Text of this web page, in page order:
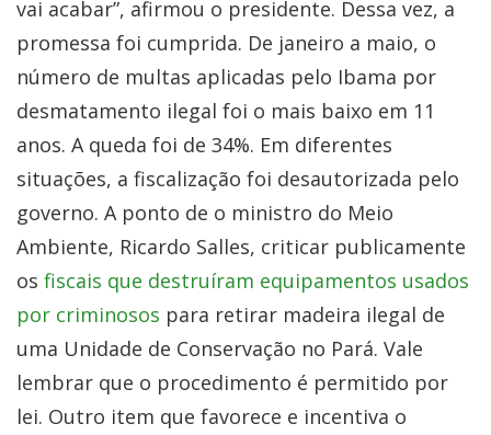
vai acabar”, afirmou o presidente. Dessa vez, a
promessa foi cumprida. De janeiro a maio, o
número de multas aplicadas pelo Ibama por
desmatamento ilegal foi o mais baixo em 11
anos. A queda foi de 34%. Em diferentes
situações, a fiscalização foi desautorizada pelo
governo. A ponto de o ministro do Meio
Ambiente, Ricardo Salles, criticar publicamente
os fiscais que destruíram equipamentos usados
por criminosos para retirar madeira ilegal de
uma Unidade de Conservação no Pará. Vale
lembrar que o procedimento é permitido por
lei. Outro item que favorece e incentiva o